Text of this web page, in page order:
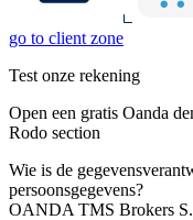
go to client zone
Test onze rekening
Open een gratis Oanda
Rodo section
Wie is de
persoonsgegevens?
OANDA TMS Brokers